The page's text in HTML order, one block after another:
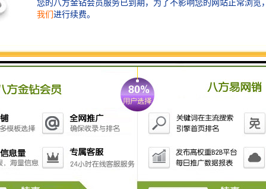
查询掉电时间。 10、集干燥、过滤、防倒吸三合一设计
亮功能，方便读取与设定流量，具有气路颜色识别功
能，方便用户辨别气路。 12、用户可通过防水键盘对仪
器的各项参数进行标定，但需凭密码进入，保证仪器数
据安全。 13、采样数据自动记忆设置，下次开机优先采
用，实现一键采样。 14、设计方便用户使用，切割器采
用铝合金材质抗静电吸附。 15、数据存储功能，可存储
数据上千组，既可快速打印也可电脑通讯，方便数据存
储。